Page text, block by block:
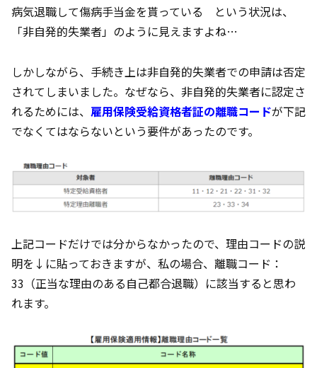
病気退職して傷病手当金を貰っている という状況は、
「非自発的失業者」のように見えますよね…
しかしながら、手続き上は非自発的失業者での申請は否定
されてしまいました。なぜなら、非自発的失業者に認定さ
れるためには、 雇用保険受給資格者証の離職コードが下記
でなくてはならないという要件があったのです。
上記コードだけでは分からなかったので、理由コードの説
明を↓に貼っておきますが、私の場合、離職コード：
33（正当な理由のある自己都合退職）に該当すると思わ
れます。